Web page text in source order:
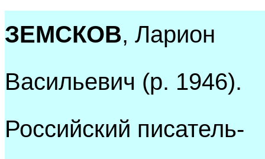
ЗЕМСКОВ, Ларион
Васильевич (р. 1946).
Российский писатель-